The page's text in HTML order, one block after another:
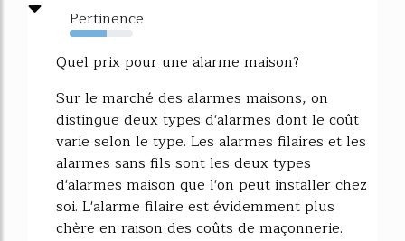
Pertinence
58%
Quel prix pour une alarme maison?
Sur le marché des alarmes maisons, on
distingue deux types d'alarmes dont le coût
varie selon le type. Les alarmes filaires et les
alarmes sans fils sont les deux types
d'alarmes maison que l'on peut installer chez
soi. L'alarme filaire est évidemment plus
chère en raison des coûts de maçonnerie.